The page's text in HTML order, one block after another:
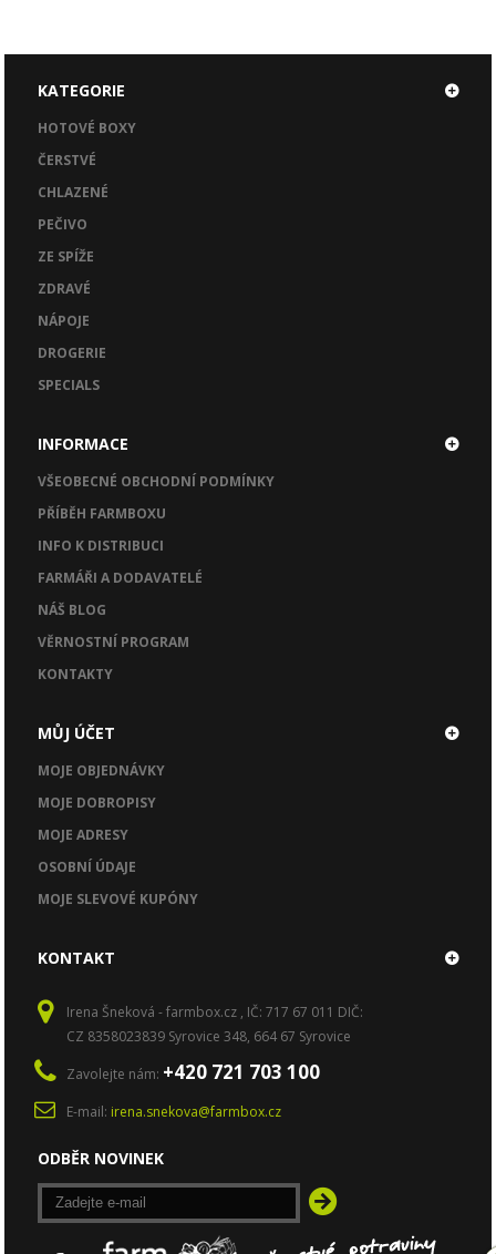
KATEGORIE
HOTOVÉ BOXY
ČERSTVÉ
CHLAZENÉ
PEČIVO
ZE SPÍŽE
ZDRAVÉ
NÁPOJE
DROGERIE
SPECIALS
INFORMACE
VŠEOBECNÉ OBCHODNÍ PODMÍNKY
PŘÍBĚH FARMBOXU
INFO K DISTRIBUCI
FARMÁŘI A DODAVATELÉ
NÁŠ BLOG
VĚRNOSTNÍ PROGRAM
KONTAKTY
MŮJ ÚČET
MOJE OBJEDNÁVKY
MOJE DOBROPISY
MOJE ADRESY
OSOBNÍ ÚDAJE
MOJE SLEVOVÉ KUPÓNY
KONTAKT
Irena Šneková - farmbox.cz , IČ: 717 67 011 DIČ:
CZ 8358023839 Syrovice 348, 664 67 Syrovice
Zavolejte nám: +420 721 703 100
E-mail: irena.snekova@farmbox.cz
ODBĚR NOVINEK